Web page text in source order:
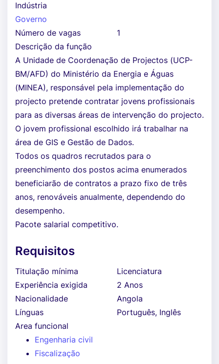
Indústria
Governo
Número de vagas
1
Descrição da função
A Unidade de Coordenação de Projectos (UCP-
BM/AFD) do Ministério da Energia e Águas
(MINEA), responsável pela implementação do
projecto pretende contratar jovens profissionais
para as diversas áreas de intervenção do projecto.
O jovem profissional escolhido irá trabalhar na
área de GIS e Gestão de Dados.
Todos os quadros recrutados para o
preenchimento dos postos acima enumerados
beneficiarão de contratos a prazo fixo de três
anos, renováveis anualmente, dependendo do
desempenho.
Pacote salarial competitivo.
Requisitos
Titulação mínima
Licenciatura
Experiência exigida
2 Anos
Nacionalidade
Angola
Línguas
Português, Inglês
Area funcional
Engenharia civil
Fiscalização